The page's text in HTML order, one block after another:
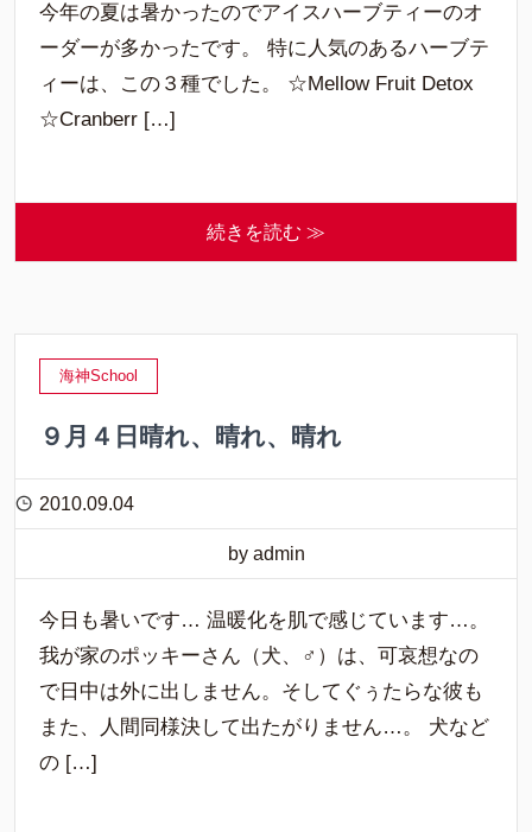
今年の夏は暑かったのでアイスハーブティーのオ
ーダーが多かったです。 特に人気のあるハーブテ
ィーは、この３種でした。 ☆Mellow Fruit Detox
☆Cranberr […]
続きを読む ≫
海神School
９月４日晴れ、晴れ、晴れ
2010.09.04
by admin
今日も暑いです… 温暖化を肌で感じています…。
我が家のポッキーさん（犬、♂）は、可哀想なの
で日中は外に出しません。そしてぐぅたらな彼も
また、人間同様決して出たがりません…。 犬など
の […]